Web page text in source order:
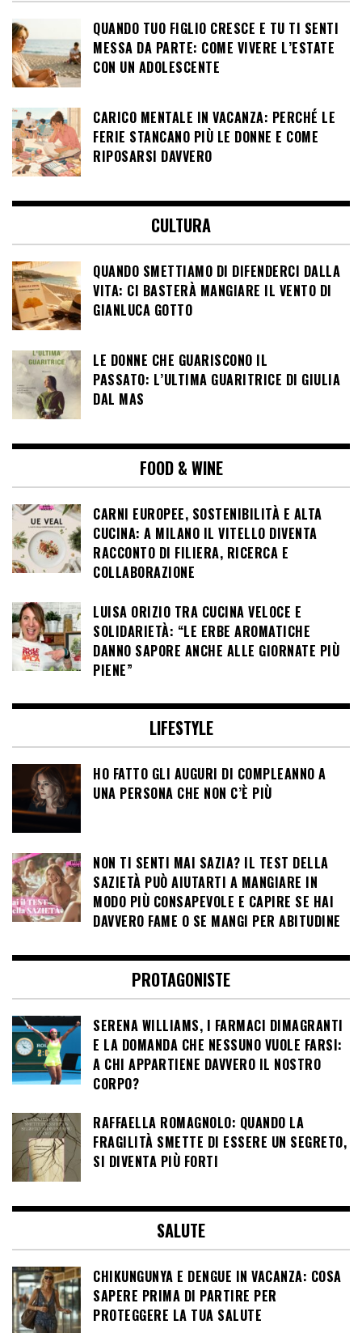
QUANDO TUO FIGLIO CRESCE E TU TI SENTI
MESSA DA PARTE: COME VIVERE L’ESTATE
CON UN ADOLESCENTE
CARICO MENTALE IN VACANZA: PERCHÉ LE
FERIE STANCANO PIÙ LE DONNE E COME
RIPOSARSI DAVVERO
CULTURA
QUANDO SMETTIAMO DI DIFENDERCI DALLA
VITA: CI BASTERÀ MANGIARE IL VENTO DI
GIANLUCA GOTTO
LE DONNE CHE GUARISCONO IL
PASSATO: L’ULTIMA GUARITRICE DI GIULIA
DAL MAS
FOOD & WINE
CARNI EUROPEE, SOSTENIBILITÀ E ALTA
CUCINA: A MILANO IL VITELLO DIVENTA
RACCONTO DI FILIERA, RICERCA E
COLLABORAZIONE
LUISA ORIZIO TRA CUCINA VELOCE E
SOLIDARIETÀ: “LE ERBE AROMATICHE
DANNO SAPORE ANCHE ALLE GIORNATE PIÙ
PIENE”
LIFESTYLE
HO FATTO GLI AUGURI DI COMPLEANNO A
UNA PERSONA CHE NON C’È PIÙ
NON TI SENTI MAI SAZIA? IL TEST DELLA
SAZIETÀ PUÒ AIUTARTI A MANGIARE IN
MODO PIÙ CONSAPEVOLE E CAPIRE SE HAI
DAVVERO FAME O SE MANGI PER ABITUDINE
PROTAGONISTE
SERENA WILLIAMS, I FARMACI DIMAGRANTI
E LA DOMANDA CHE NESSUNO VUOLE FARSI:
A CHI APPARTIENE DAVVERO IL NOSTRO
CORPO?
RAFFAELLA ROMAGNOLO: QUANDO LA
FRAGILITÀ SMETTE DI ESSERE UN SEGRETO,
SI DIVENTA PIÙ FORTI
SALUTE
CHIKUNGUNYA E DENGUE IN VACANZA: COSA
SAPERE PRIMA DI PARTIRE PER
PROTEGGERE LA TUA SALUTE